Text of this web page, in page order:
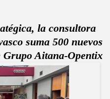
la consultora
suma 500 nuevos
Aitana-Opentix